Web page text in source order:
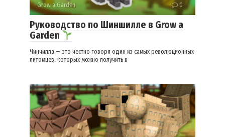
Grow a Garden 0
Руководство по Шиншилле в Grow a
Garden
Чинчилла — это честно говоря один из самых революционных
питомцев, которых можно получить в